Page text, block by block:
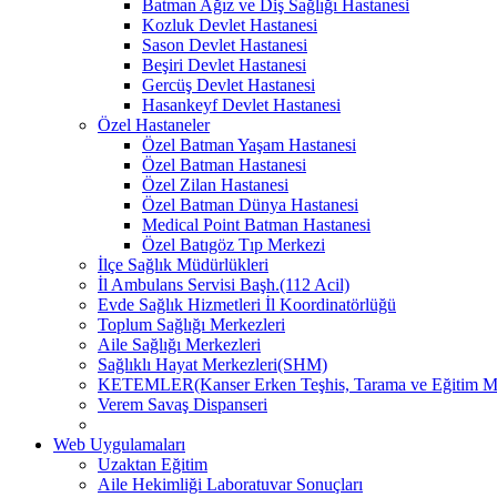
Batman Ağız ve Diş Sağlığı Hastanesi
Kozluk Devlet Hastanesi
Sason Devlet Hastanesi
Beşiri Devlet Hastanesi
Gercüş Devlet Hastanesi
Hasankeyf Devlet Hastanesi
Özel Hastaneler
Özel Batman Yaşam Hastanesi
Özel Batman Hastanesi
Özel Zilan Hastanesi
Özel Batman Dünya Hastanesi
Medical Point Batman Hastanesi
Özel Batıgöz Tıp Merkezi
İlçe Sağlık Müdürlükleri
İl Ambulans Servisi Başh.(112 Acil)
Evde Sağlık Hizmetleri İl Koordinatörlüğü
Toplum Sağlığı Merkezleri
Aile Sağlığı Merkezleri
Sağlıklı Hayat Merkezleri(SHM)
KETEMLER(Kanser Erken Teşhis, Tarama ve Eğitim
Verem Savaş Dispanseri
Web Uygulamaları
Uzaktan Eğitim
Aile Hekimliği Laboratuvar Sonuçları